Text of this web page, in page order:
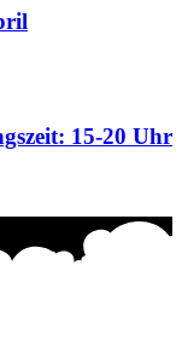
15-20 Uhr